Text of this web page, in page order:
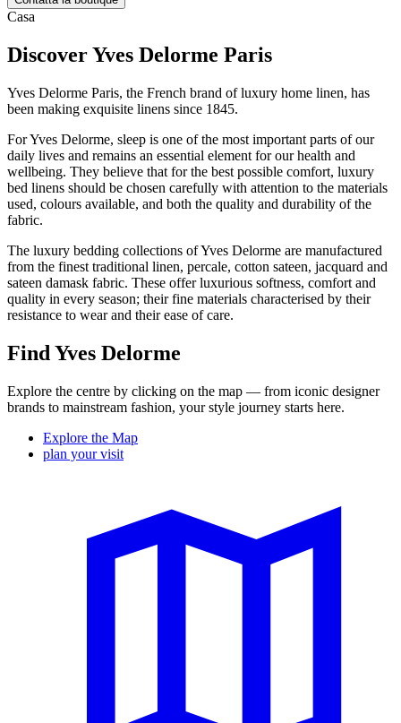
Casa
Discover Yves Delorme Paris
Yves Delorme Paris, the French brand of luxury home linen, has
been making exquisite linens since 1845.
For Yves Delorme, sleep is one of the most important parts of our
daily lives and remains an essential element for our health and
wellbeing. They believe that for the best possible comfort, luxury
bed linens should be chosen carefully with attention to the materials
used, colours available, and both the quality and durability of the
fabric.
The luxury bedding collections of Yves Delorme are manufactured
from the finest traditional linen, percale, cotton sateen, jacquard and
sateen damask fabric. These offer luxurious softness, comfort and
quality in every season; their fine materials characterised by their
resistance to wear and their ease of care.
Find Yves Delorme
Explore the centre by clicking on the map — from iconic designer
brands to mainstream fashion, your style journey starts here.
Explore the Map
plan your visit